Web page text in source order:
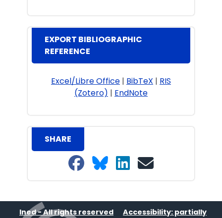
EXPORT BIBLIOGRAPHIC
REFERENCE
Excel/Libre Office | BibTeX | RIS
(Zotero) | EndNote
SHARE
Share on Facebook
Share on Bluesky
Share on LinkedIn
Ined - All rights reserved
Accessibility: partially